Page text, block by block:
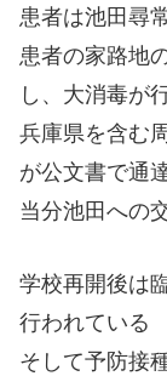
患者は池田尋
患者の家路地
し、大消毒が
兵庫県を含む
が公文書で通
当分池田への
学校再開後は
行われている
そして予防接